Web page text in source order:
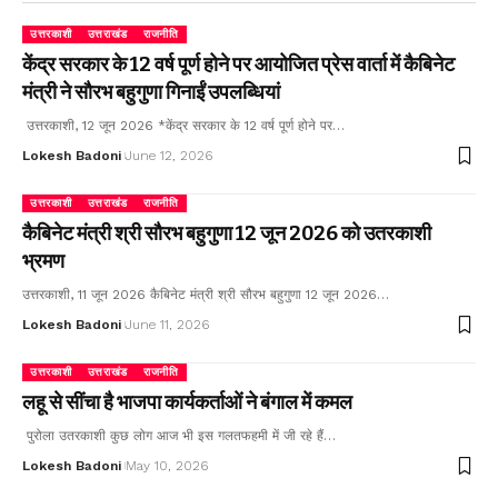
उत्तरकाशी उत्तराखंड राजनीति
केंद्र सरकार के 12 वर्ष पूर्ण होने पर आयोजित प्रेस वार्ता में कैबिनेट
मंत्री ने सौरभ बहुगुणा गिनाईं उपलब्धियां
उत्तरकाशी, 12 जून 2026 *केंद्र सरकार के 12 वर्ष पूर्ण होने पर…
Lokesh Badoni June 12, 2026
उत्तरकाशी उत्तराखंड राजनीति
कैबिनेट मंत्री श्री सौरभ बहुगुणा 12 जून 2026 को उतरकाशी
भ्रमण
उत्तरकाशी, 11 जून 2026 कैबिनेट मंत्री श्री सौरभ बहुगुणा 12 जून 2026…
Lokesh Badoni June 11, 2026
उत्तरकाशी उत्तराखंड राजनीति
लहू से सींचा है भाजपा कार्यकर्ताओं ने बंगाल में कमल
पुरोला उतरकाशी कुछ लोग आज भी इस गलतफहमी में जी रहे हैं…
Lokesh Badoni May 10, 2026